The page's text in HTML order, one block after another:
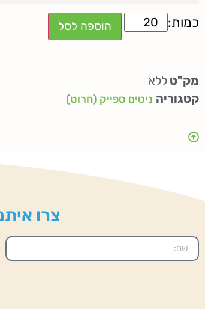
הוספה לסל
מק"ט ללא
קטגוריה ניטים ספייק (חרוט)
צרו